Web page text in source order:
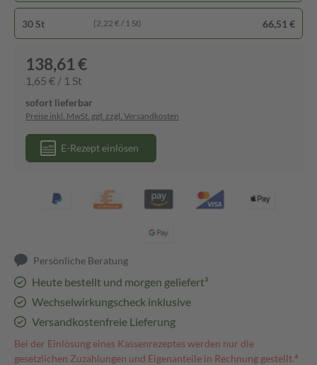
30 St (2,22 € / 1 St) 66,51 €
138,61 €
1,65 € / 1 St
sofort lieferbar
Preise inkl. MwSt. ggf. zzgl. Versandkosten
E-Rezept einlösen
Persönliche Beratung
Heute bestellt und morgen geliefert³
Wechselwirkungscheck inklusive
Versandkostenfreie Lieferung
Bei der Einlösung eines Kassenrezeptes werden nur die
gesetzlichen Zuzahlungen und Eigenanteile in Rechnung gestellt.⁴